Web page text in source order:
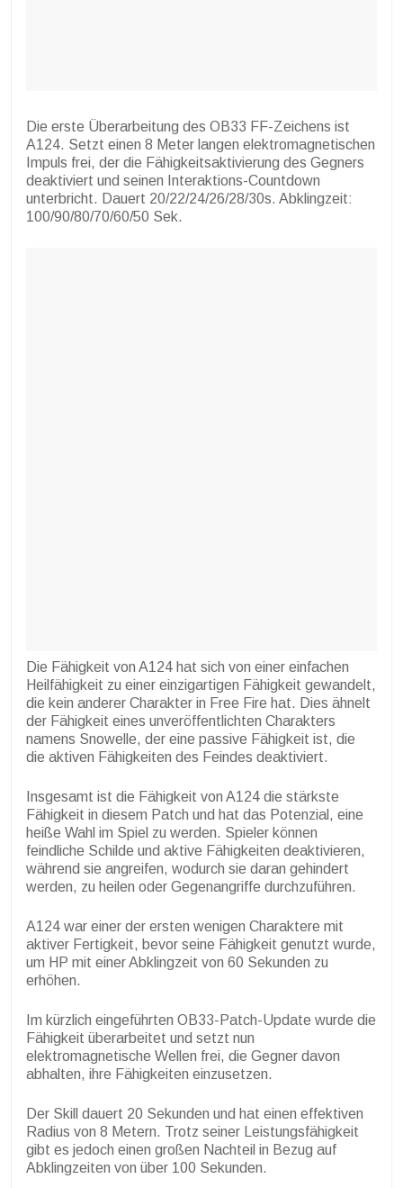
Die erste Überarbeitung des OB33 FF-Zeichens ist
A124. Setzt einen 8 Meter langen elektromagnetischen
Impuls frei, der die Fähigkeitsaktivierung des Gegners
deaktiviert und seinen Interaktions-Countdown
unterbricht. Dauert 20/22/24/26/28/30s. Abklingzeit:
100/90/80/70/60/50 Sek.
Die Fähigkeit von A124 hat sich von einer einfachen
Heilfähigkeit zu einer einzigartigen Fähigkeit gewandelt,
die kein anderer Charakter in Free Fire hat. Dies ähnelt
der Fähigkeit eines unveröffentlichten Charakters
namens Snowelle, der eine passive Fähigkeit ist, die
die aktiven Fähigkeiten des Feindes deaktiviert.
Insgesamt ist die Fähigkeit von A124 die stärkste
Fähigkeit in diesem Patch und hat das Potenzial, eine
heiße Wahl im Spiel zu werden. Spieler können
feindliche Schilde und aktive Fähigkeiten deaktivieren,
während sie angreifen, wodurch sie daran gehindert
werden, zu heilen oder Gegenangriffe durchzuführen.
A124 war einer der ersten wenigen Charaktere mit
aktiver Fertigkeit, bevor seine Fähigkeit genutzt wurde,
um HP mit einer Abklingzeit von 60 Sekunden zu
erhöhen.
Im kürzlich eingeführten OB33-Patch-Update wurde die
Fähigkeit überarbeitet und setzt nun
elektromagnetische Wellen frei, die Gegner davon
abhalten, ihre Fähigkeiten einzusetzen.
Der Skill dauert 20 Sekunden und hat einen effektiven
Radius von 8 Metern. Trotz seiner Leistungsfähigkeit
gibt es jedoch einen großen Nachteil in Bezug auf
Abklingzeiten von über 100 Sekunden.